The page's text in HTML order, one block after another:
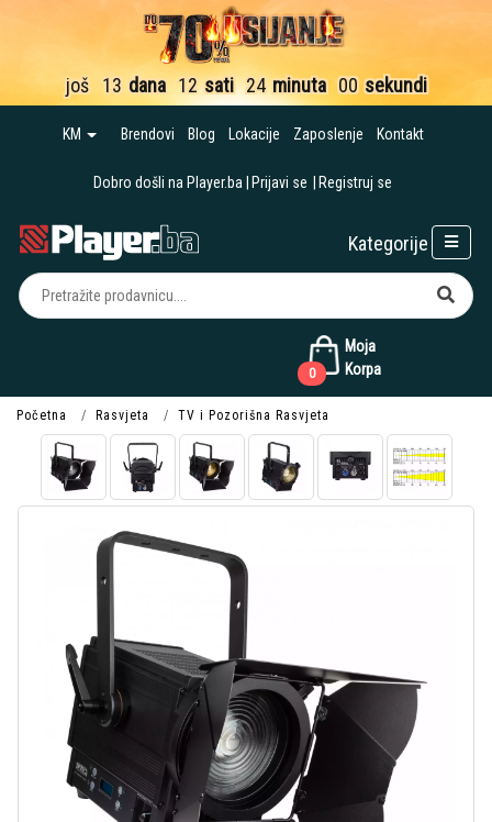
još 13 dana 12 sati 24 minuta 00 sekundi
KM Brendovi Blog Lokacije Zaposlenje Kontakt
Dobro došli na Player.ba Prijavi se Registruj se
Moja
Korpa
0
Kategorije
Početna Rasvjeta TV i Pozorišna Rasvjeta